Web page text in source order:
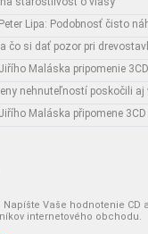
Lipa: Podobnosť čisto
čo si dať pozor pri
Maláska pripomenie
nehnuteľností poskočili aj
Napíšte Vaše hodnotenie CD
internetového obchodu.